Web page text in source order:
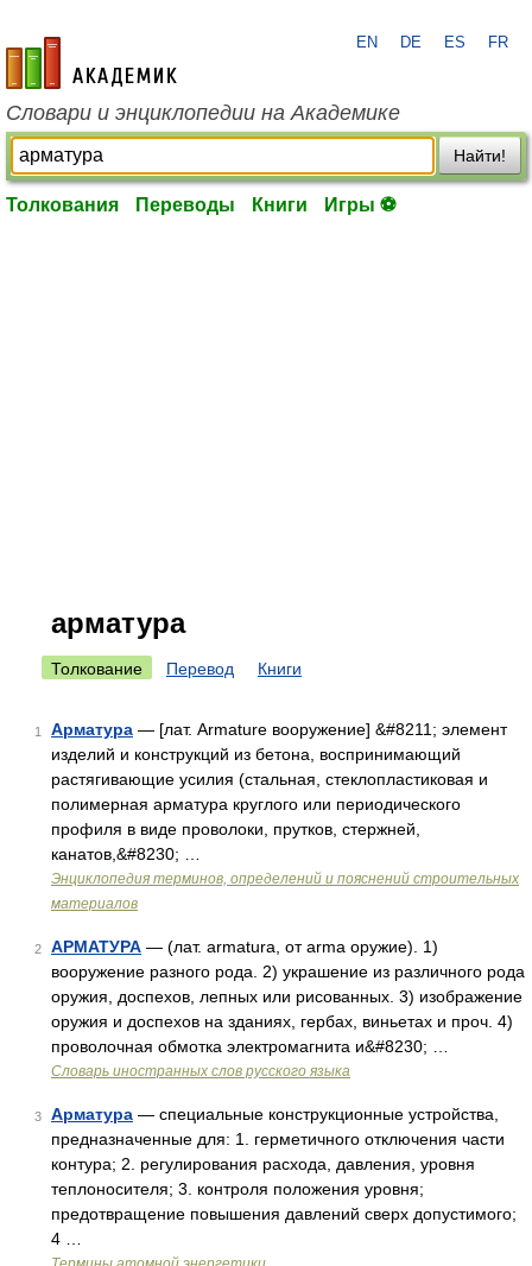
academic.ru
EN DE ES FR
Словари и энциклопедии на Академике
Найти!
Толкования Переводы Книги Игры ⚽
арматура
Толкование Перевод Книги
1 Арматура — [лат. Armature вооружение] &#8211; элемент
изделий и конструкций из бетона, воспринимающий
растягивающие усилия (стальная, стеклопластиковая и
полимерная арматура круглого или периодического
профиля в виде проволоки, прутков, стержней,
канатов,&#8230; …
Энциклопедия терминов, определений и пояснений строительных
материалов
2 АРМАТУРА — (лат. armatura, от arma оружие). 1)
вооружение разного рода. 2) украшение из различного рода
оружия, доспехов, лепных или рисованных. 3) изображение
оружия и доспехов на зданиях, гербах, виньетах и проч. 4)
проволочная обмотка электромагнита и&#8230; …
Словарь иностранных слов русского языка
3 Арматура — специальные конструкционные устройства,
предназначенные для: 1. герметичного отключения части
контура; 2. регулирования расхода, давления, уровня
теплоносителя; 3. контроля положения уровня;
предотвращение повышения давлений сверх допустимого;
4 …